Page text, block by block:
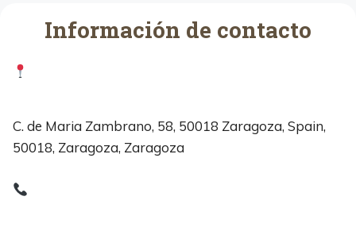
Información de contacto
C. de Maria Zambrano, 58, 50018 Zaragoza, Spain,
50018, Zaragoza, Zaragoza